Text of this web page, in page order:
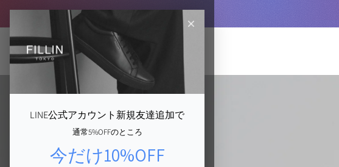
LINE公式アカウント新規友達追加で
通常5%OFFのところ
今だけ10%OFF